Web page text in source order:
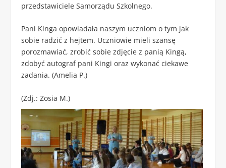
przedstawiciele Samorządu Szkolnego.
Pani Kinga opowiadała naszym uczniom o tym jak
sobie radzić z hejtem. Uczniowie mieli szansę
porozmawiać, zrobić sobie zdjęcie z panią Kingą,
zdobyć autograf pani Kingi oraz wykonać ciekawe
zadania. (Amelia P.)
(Zdj.: Zosia M.)